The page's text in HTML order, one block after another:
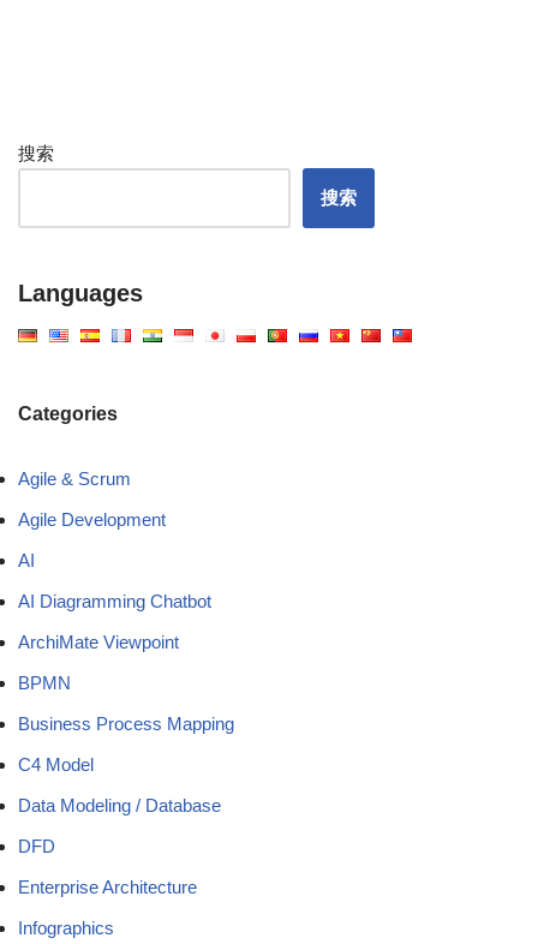
搜索
搜索
Languages
Categories
Agile & Scrum
Agile Development
AI
AI Diagramming Chatbot
ArchiMate Viewpoint
BPMN
Business Process Mapping
C4 Model
Data Modeling / Database
DFD
Enterprise Architecture
Infographics